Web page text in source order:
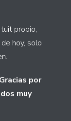
propio,
hoy, solo
por
muy